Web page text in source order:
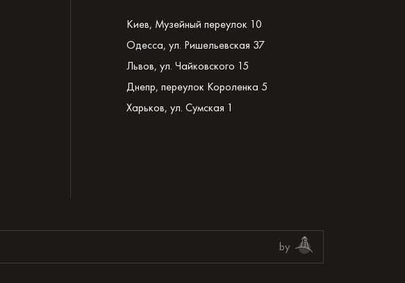
Киев, Музейный переулок 10
Одесса, ул. Ришельевская 37
Львов, ул. Чайковского 15
Днепр, переулок Короленка 5
Харьков, ул. Сумская 1
by